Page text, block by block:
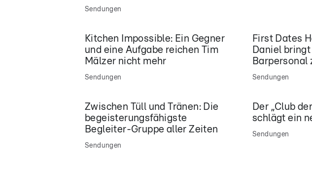
Sendungen
Kitchen Impossible: Ein Gegner
und eine Aufgabe reichen Tim
Mälzer nicht mehr
Sendungen
First Dates
Daniel
Barpersonal
Sendungen
Zwischen Tüll und Tränen: Die
begeisterungsfähigste
Begleiter-Gruppe aller Zeiten
Sendungen
Der „Club
schlägt ein
Sendungen